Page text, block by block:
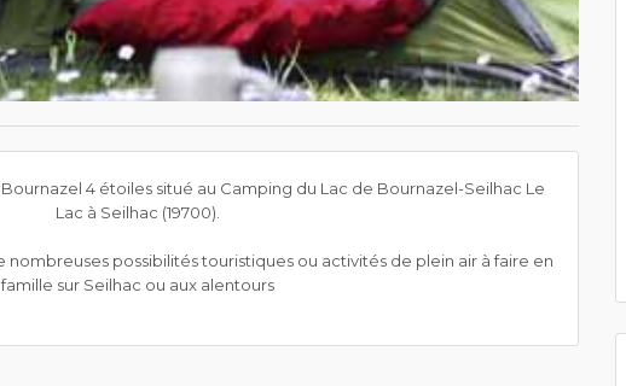
4 étoiles situé au Camping du Lac de Bournazel-Seilhac Le
Lac à Seilhac (19700).
nombreuses possibilités touristiques ou activités de plein air à faire en
famille sur Seilhac ou aux alentours